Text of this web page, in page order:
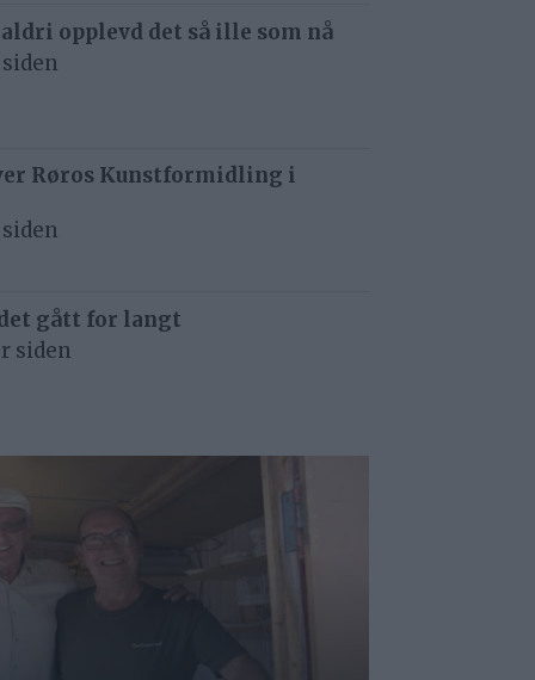
aldri opplevd det så ille som nå
Røros Kunstformidling i
gått for langt
siden